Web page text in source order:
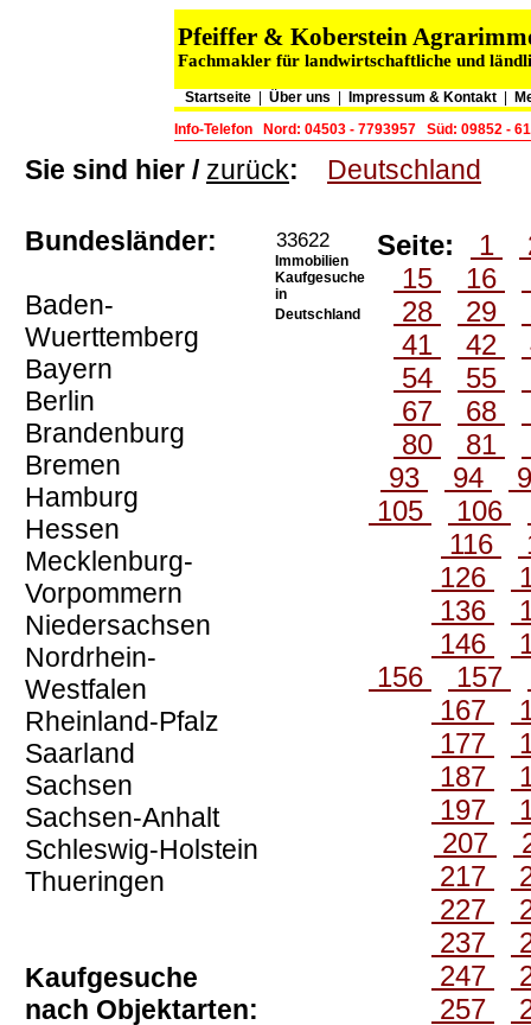
Pfeiffer & Koberstein
Fachmakler für landwirtschaftliche und
Startseite| Über uns Impressum & Kontakt|
Info-Telefon
Nord: 04503 - 7793957 Süd: 09852 -
Sie sind hier / zurück: Deutschland
Bundesländer:
Baden-
Wuerttemberg
Bayern
Berlin
Brandenburg
Bremen
Hamburg
Hessen
Mecklenburg-
Vorpommern
Niedersachsen
Nordrhein-
Westfalen
Rheinland-Pfalz
Saarland
Sachsen
Sachsen-Anhalt
Schleswig-Holstein
Thueringen
Kaufgesuche
nach Objektarten:
33622
Immobilien
Kaufgesuche
in
Deutschland
Seite: 1
15
16
28
29
41
42
54
55
67
68
80
81
93
94
105
106
116
126
136
146
156
157
167
177
187
197
207
217
227
237
247
257